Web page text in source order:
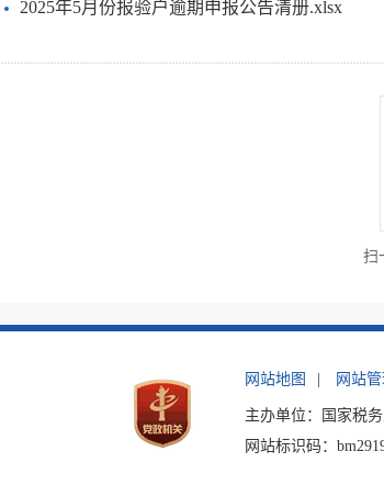
2025年5月份报验户逾期申报公告清册.xlsx
扫
网站地图 网站
主办单位：国家税
网站标识码：